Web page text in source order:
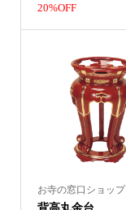
20%OFF
お寺の窓口ショップ